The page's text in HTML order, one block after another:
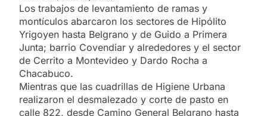
Los trabajos de levantamiento de ramas y
montículos abarcaron los sectores de Hipólito
Yrigoyen hasta Belgrano y de Guido a Primera
Junta; barrio Covendiar y alrededores y el sector
de Cerrito a Montevideo y Dardo Rocha a
Chacabuco.
Mientras que las cuadrillas de Higiene Urbana
realizaron el desmalezado y corte de pasto en
calle 822, desde Camino General Belgrano hasta